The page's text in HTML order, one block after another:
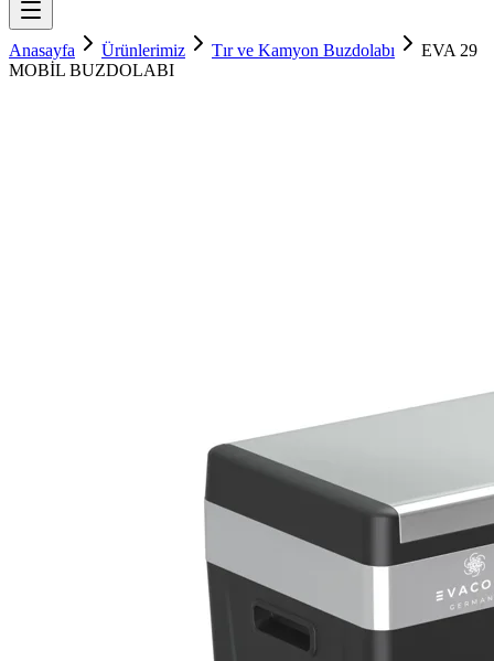
Anasayfa Ürünlerimiz Tır ve Kamyon Buzdolabı
EVA 29
MOBİL BUZDOLABI